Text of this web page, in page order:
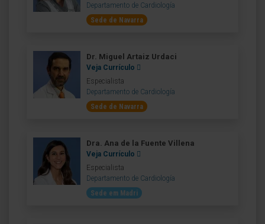
Departamento de Cardiología
Sede de Navarra
Dr. Miguel Artaiz Urdaci
Veja Currículo
Especialista
Departamento de Cardiología
Sede de Navarra
Dra. Ana de la Fuente Villena
Veja Currículo
Especialista
Departamento de Cardiología
Sede em Madri